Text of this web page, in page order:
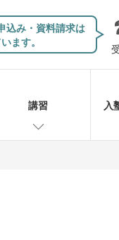
込み・資料請求は
ます。
講習 入